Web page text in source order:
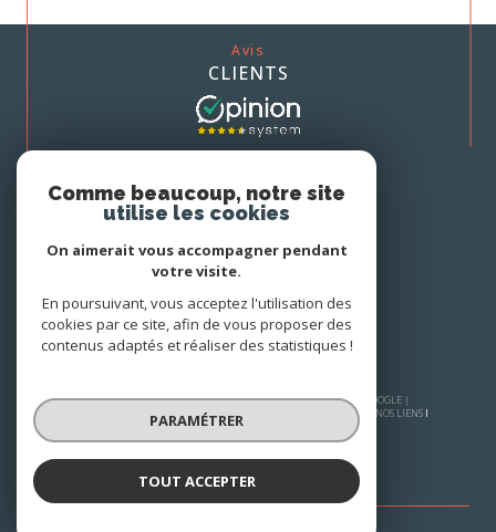
Avis
CLIENTS
ADHÉRONS
© 2026 | TOUS DROITS RÉSERVÉS | TRADUCTION POWERED BY GOOGLE |
MENTIONS LÉGALES ADMIN
NOS LIENS
POLITIQUE RGPD
Comme beaucoup, notre site
utilise les cookies
On aimerait vous accompagner pendant
votre visite.
En poursuivant, vous acceptez l'utilisation des
cookies par ce site, afin de vous proposer des
contenus adaptés et réaliser des statistiques !
PARAMÉTRER
TOUT ACCEPTER